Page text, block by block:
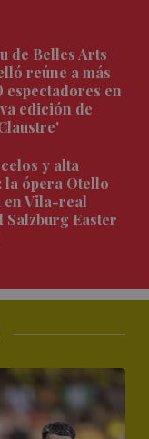
de Belles Arts
reúne a más
espectadores en
edición de
y alta
la ópera Otello
en Vila-real
Salzburg Easter